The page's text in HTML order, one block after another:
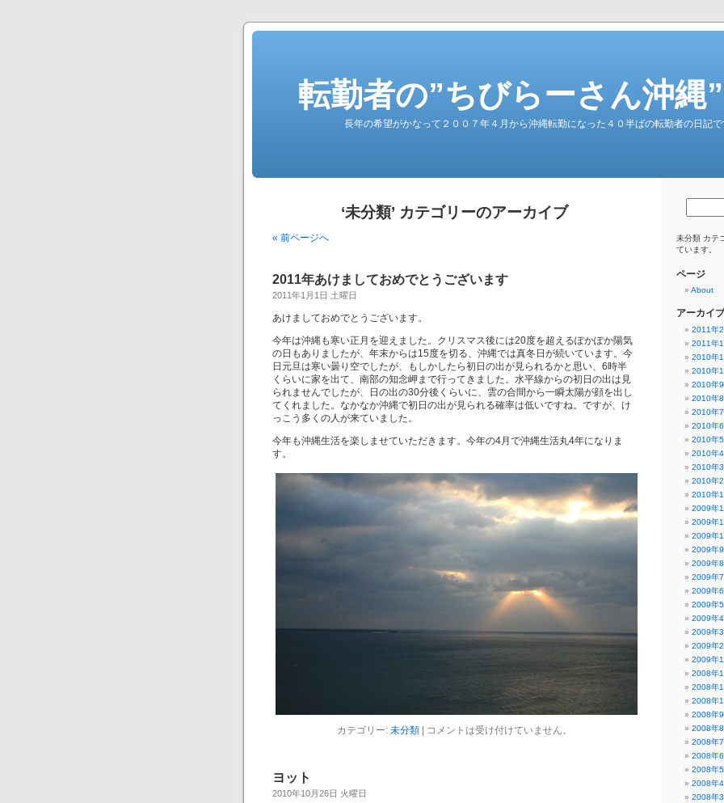
転勤者の”ちびらーさん沖縄
長年の希望がかなって２００７年４月から沖縄転勤になった４０半ばの転勤者の日記で
‘未分類’ カテゴリーのアーカイブ
« 前ページへ
2011年あけましておめでとうございます
2011年1月1日 土曜日
あけましておめでとうございます。
今年は沖縄も寒い正月を迎えました。クリスマス後には20度を超えるぽかぽか陽気
の日もありましたが、年末からは15度を切る、沖縄では真冬日が続いています。今
日元旦は寒い曇り空でしたが、もしかしたら初日の出が見られるかと思い、6時半
くらいに家を出て、南部の知念岬まで行ってきました。水平線からの初日の出は見
られませんでしたが、日の出の30分後くらいに、雲の合間から一瞬太陽が顔を出し
てくれました。なかなか沖縄で初日の出が見られる確率は低いですね。ですが、け
っこう多くの人が来ていました。
今年も沖縄生活を楽しませていただきます。今年の4月で沖縄生活丸4年になりま
す。
カテゴリー: 未分類| コメントは受け付けていません。
ヨット
2010年10月26日 火曜日
未分類 カテ
ています。
ページ
About
アーカイブ
2011年2
2011年1
2010年
2010年
2010年9
2010年8
2010年7
2010年6
2010年5
2010年4
2010年3
2010年2
2010年1
2009年
2009年
2009年
2009年9
2009年8
2009年7
2009年6
2009年5
2009年4
2009年3
2009年2
2009年1
2008年
2008年
2008年
2008年9
2008年8
2008年7
2008年6
2008年5
2008年4
2008年3